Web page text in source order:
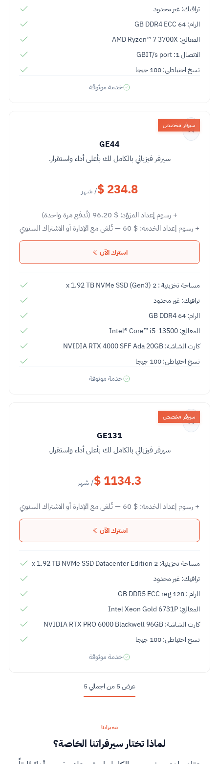
ترافيك: غير محدود
الرام: 64 GB DDR4 ECC
المعالج: AMD Ryzen™ 7 3700X
الاتصال 1: GBIT/s port
نسخ احتياطى: 100 جيجا
خدمة موثوقة
سيرفر مخصص
GE44
سيرفر فيزيائي بالكامل لك بأعلى أداء واستقرار.
$ 234.8/ شهر
+ رسوم إعداد المزوّد: 96.20 $ (تُدفع مرة واحدة)
+ رسوم إعداد الخدمة: 60 $ — تُلغى مع الإدارة أو الاشتراك السنوي
اشترك الآن
مساحة تخزينية : 2 x 1.92 TB NVMe SSD (Gen3)
ترافيك: غير محدود
الرام: 64 GB DDR4
المعالج: Intel® Core™ i5-13500
كارت الشاشة: NVIDIA RTX 4000 SFF Ada 20GB
نسخ احتياطى: 100 جيجا
خدمة موثوقة
سيرفر مخصص
GE131
سيرفر فيزيائي بالكامل لك بأعلى أداء واستقرار.
$ 1134.3/ شهر
+ رسوم إعداد الخدمة: 60 $ — تُلغى مع الإدارة أو الاشتراك السنوي
اشترك الآن
مساحة تخزينية: 2 x 1.92 TB NVMe SSD Datacenter Edition
ترافيك: غير محدود
الرام : 128 GB DDR5 ECC reg
المعالج: Intel Xeon Gold 6731P
كارت الشاشة: NVIDIA RTX PRO 6000 Blackwell 96GB
نسخ احتياطى: 100 جيجا
خدمة موثوقة
عرض 5 من اجمالي 5
مميزاتنا
لماذا تختار سيرفراتنا الخاصة؟